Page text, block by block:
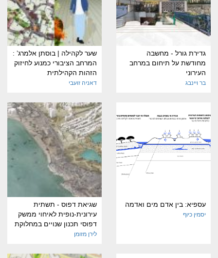
גדירת גורל - מחשבה
מחודשת על תיחום במרחב
העירוני
בר ויינבג
שער לקהילה | בוסתן אלמרג’ :
המרחב הציבורי כמנוע לחיזוק
הזהות הקהילתית
דאניה זועבי
עספיא: בין אדם מים ואדמה
יסמין כיוף
שגיאת דפוס - תשתית
עירונית-נופית לאיחוי ממשק
דפוסי תכנון שנויים במחלוקת
לירן מזומן